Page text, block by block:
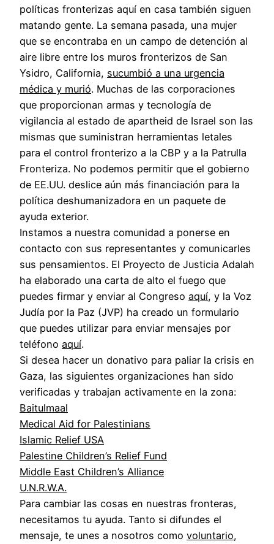
políticas fronterizas aquí en casa también siguen
matando gente. La semana pasada, una mujer
que se encontraba en un campo de detención al
aire libre entre los muros fronterizos de San
Ysidro, California, sucumbió a una urgencia
médica y murió. Muchas de las corporaciones
que proporcionan armas y tecnología de
vigilancia al estado de apartheid de Israel son las
mismas que suministran herramientas letales
para el control fronterizo a la CBP y a la Patrulla
Fronteriza. No podemos permitir que el gobierno
de EE.UU. deslice aún más financiación para la
política deshumanizadora en un paquete de
ayuda exterior.
Instamos a nuestra comunidad a ponerse en
contacto con sus representantes y comunicarles
sus pensamientos. El Proyecto de Justicia Adalah
ha elaborado una carta de alto el fuego que
puedes firmar y enviar al Congreso aquí, y la Voz
Judía por la Paz (JVP) ha creado un formulario
que puedes utilizar para enviar mensajes por
teléfono aquí.
Si desea hacer un donativo para paliar la crisis en
Gaza, las siguientes organizaciones han sido
verificadas y trabajan activamente en la zona:
Baitulmaal
Medical Aid for Palestinians
Islamic Relief USA
Palestine Children’s Relief Fund
Middle East Children’s Alliance
U.N.R.W.A.
Para cambiar las cosas en nuestras fronteras,
necesitamos tu ayuda. Tanto si difundes el
mensaje, te unes a nosotros como voluntario,